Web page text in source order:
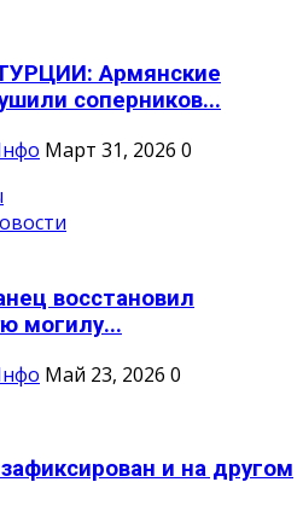
Армянские
соперников...
Март 31, 2026 0
восстановил
могилу...
Май 23, 2026 0
и на другом